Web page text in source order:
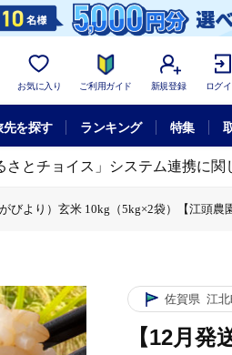
お気に入り ご利用ガイド 新規登録 ログ
先を探す ランキング 特集
さとチョイス」システム連携に関
びより）玄米 10kg（5kg×2袋）【江頭農
佐賀県 江北
【12月